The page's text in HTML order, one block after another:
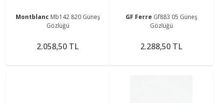
Montblanc Mb142 820 Güneş
Gözlüğü
2.058,50 TL
GF Ferre Gf883 05 Güneş
Gözlüğü
2.288,50 TL